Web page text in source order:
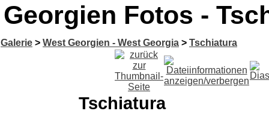
Georgien Fotos -
Galerie > West Georgien - West Georgia > Tschiatura
Tschiatura